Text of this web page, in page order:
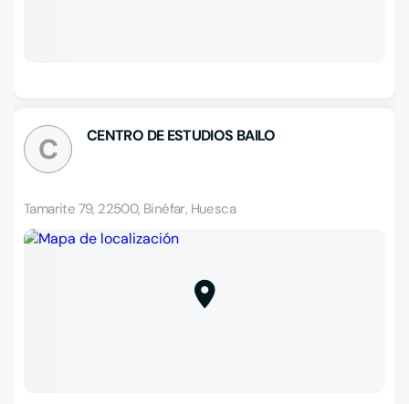
C CENTRO DE ESTUDIOS BAILO
Tamarite 79, 22500, Binéfar, Huesca